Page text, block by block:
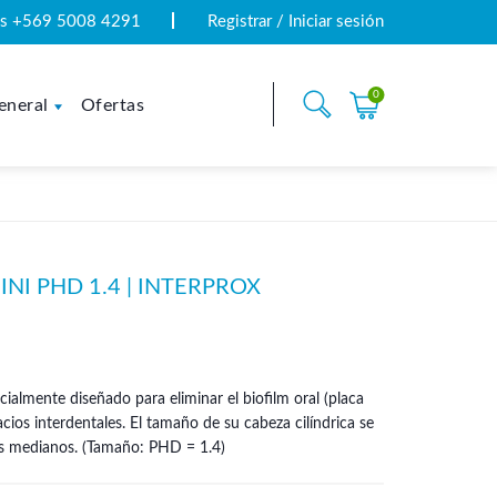
+569 5008 4291 Registrar / Iniciar sesión
Ofertas
0
PHD 1.4 | INTERPROX
diseñado para eliminar el biofilm oral (placa
interdentales. El tamaño de su cabeza cilíndrica se
medianos. (Tamaño: PHD = 1.4)